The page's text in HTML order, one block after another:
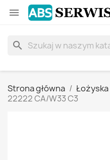

search
Strona główna Łożyska
22222 CA/W33 C3